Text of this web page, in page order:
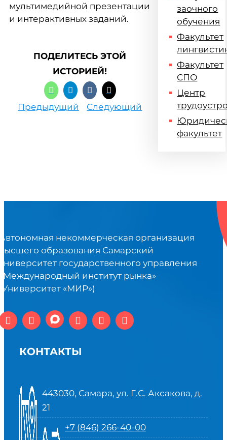
мультимедийной презентации
и интерактивных заданий.
ПОДЕЛИТЕСЬ ЭТОЙ
ИСТОРИЕЙ!
Предыдущий Следующий
заочного
обучения
Факультет
Факультет
СПО
Центр
факультет
некоммерческая организация
образования Самарский
государственного управления
институт рынка»
«МИР»)
КОНТАКТЫ
443030, Самара, ул. Г.С. Аксакова, д.
21
+7 (846) 266-40-00